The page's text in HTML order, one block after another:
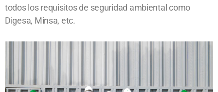
todos los requisitos de seguridad ambiental como
Digesa, Minsa, etc.